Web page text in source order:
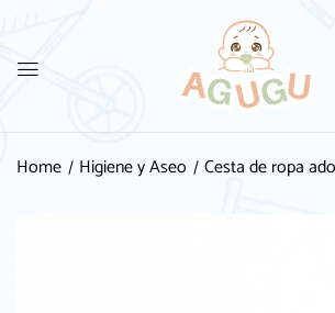
Home Higiene y Aseo Cesta de ropa
Be the first to
de ropa adoleta rosa”